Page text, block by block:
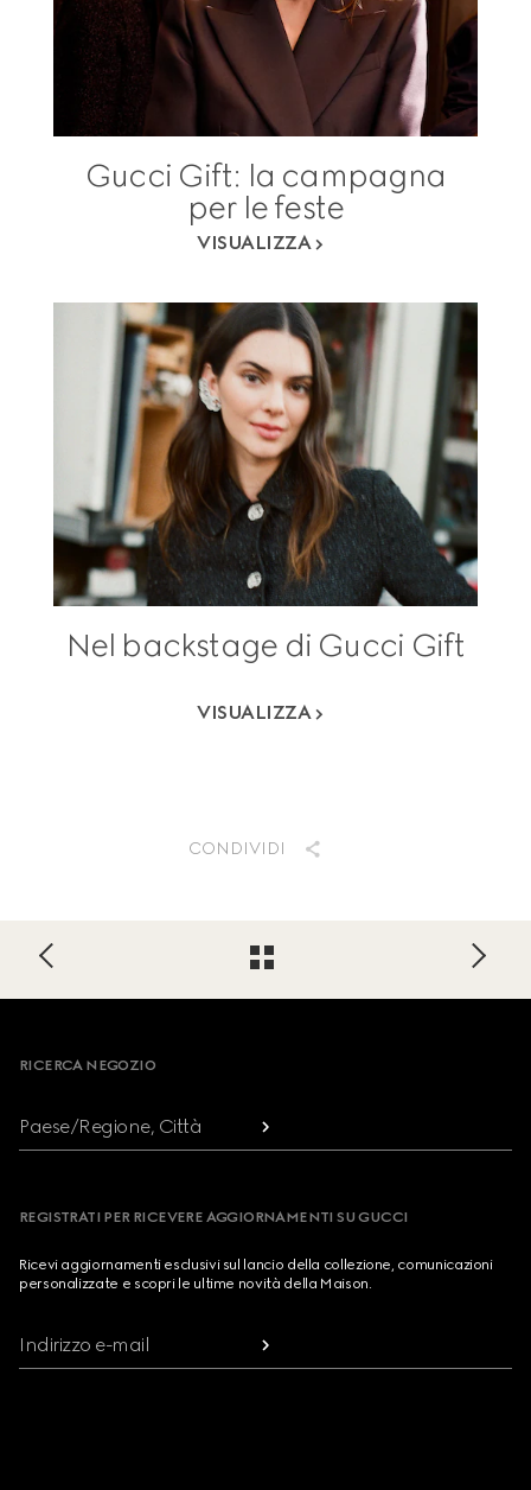
Gucci Gift: la campagna
per le feste
VISUALIZZA
Nel backstage di Gucci Gift
VISUALIZZA
CONDIVIDI
RICERCA NEGOZIO
Paese/Regione, Città
REGISTRATI PER RICEVERE AGGIORNAMENTI SU GUCCI
Ricevi aggiornamenti esclusivi sul lancio della collezione, comunicazioni
personalizzate e scopri le ultime novità della Maison.
Indirizzo e-mail